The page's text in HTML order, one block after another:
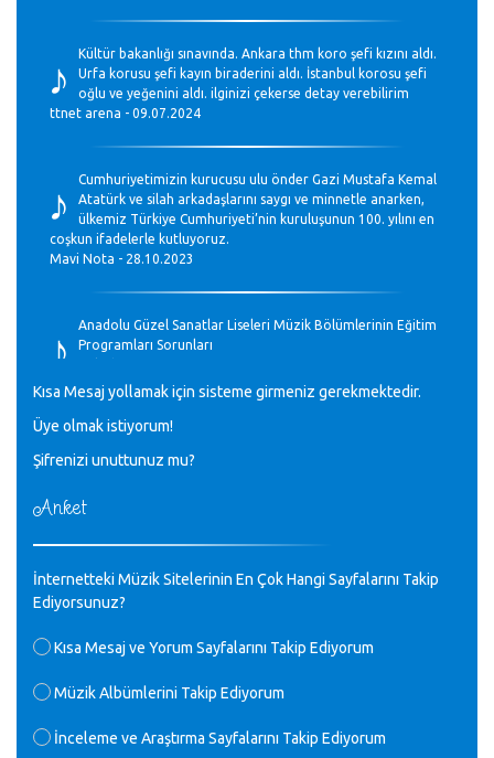
♪
Kültür bakanlığı sınavında. Ankara thm koro şefi kızını aldı.
Urfa korusu şefi kayın biraderini aldı. İstanbul korosu şefi
oğlu ve yeğenini aldı. ilginizi çekerse detay verebilirim
ttnet arena - 09.07.2024
♪
Cumhuriyetimizin kurucusu ulu önder Gazi Mustafa Kemal
Atatürk ve silah arkadaşlarını saygı ve minnetle anarken,
ülkemiz Türkiye Cumhuriyeti’nin kuruluşunun 100. yılını en
coşkun ifadelerle kutluyoruz.
Mavi Nota - 28.10.2023
♪
Anadolu Güzel Sanatlar Liseleri Müzik Bölümlerinin Eğitim
Programları Sorunları
♪
GEÇMİŞ OLSUN TÜRKİYE!
Mavi Nota - 07.02.2023
♪
30 yıl sonra karşılaşmak çok güzel Kurtuluş, teveccüh
M.Semih Baylan - 08.01.2023
♪
Değerli Müfit hocama en içten sevgi saygılarımı iletin
yaptım.1994 yılında derginin bu daldaki ödülüne layık
görülmüştüm evde yıllar sonra plaketi buldum hadi bir
de verdiği ödülü değerli hocam arşivinde fotoğraf larımız ile
Kısa Mesaj yollamak için sisteme girmeniz gerekmektedir.
Üye olmak istiyorum!
Şifrenizi unuttunuz mu?
Anket
İnternetteki Müzik Sitelerinin En Çok Hangi Sayfalarını Takip
Ediyorsunuz?
Kısa Mesaj ve Yorum Sayfalarını Takip Ediyorum
Müzik Albümlerini Takip Ediyorum
İnceleme ve Araştırma Sayfalarını Takip Ediyorum